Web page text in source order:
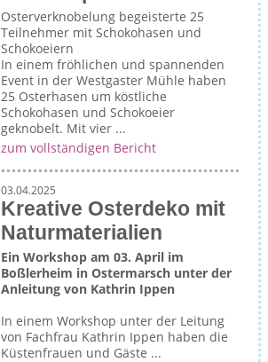
Osterverknobelung begeisterte 25
Teilnehmer mit Schokohasen und
Schokoeiern
In einem fröhlichen und spannenden
Event in der Westgaster Mühle haben
25 Osterhasen um köstliche
Schokohasen und Schokoeier
geknobelt. Mit vier ...
zum vollständigen Bericht
03.04.2025
Kreative Osterdeko mit
Naturmaterialien
Ein Workshop am 03. April im
Boßlerheim in Ostermarsch unter der
Anleitung von Kathrin Ippen
In einem Workshop unter der Leitung
von Fachfrau Kathrin Ippen haben die
Küstenfrauen und Gäste ...